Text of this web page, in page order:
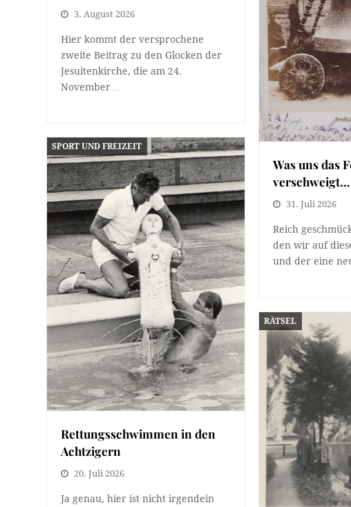
3. August 2026
Hier kommt der versprochene
zweite Beitrag zu den Glocken der
Jesuitenkirche, die am 24.
November…
Was uns das
verschweigt…
31. Juli 2026
Reich
den wir auf
und der eine
SPORT UND FREIZEIT
Rettungsschwimmen in den
Achtzigern
20. Juli 2026
Ja genau, hier ist nicht irgendein
RÄTSEL